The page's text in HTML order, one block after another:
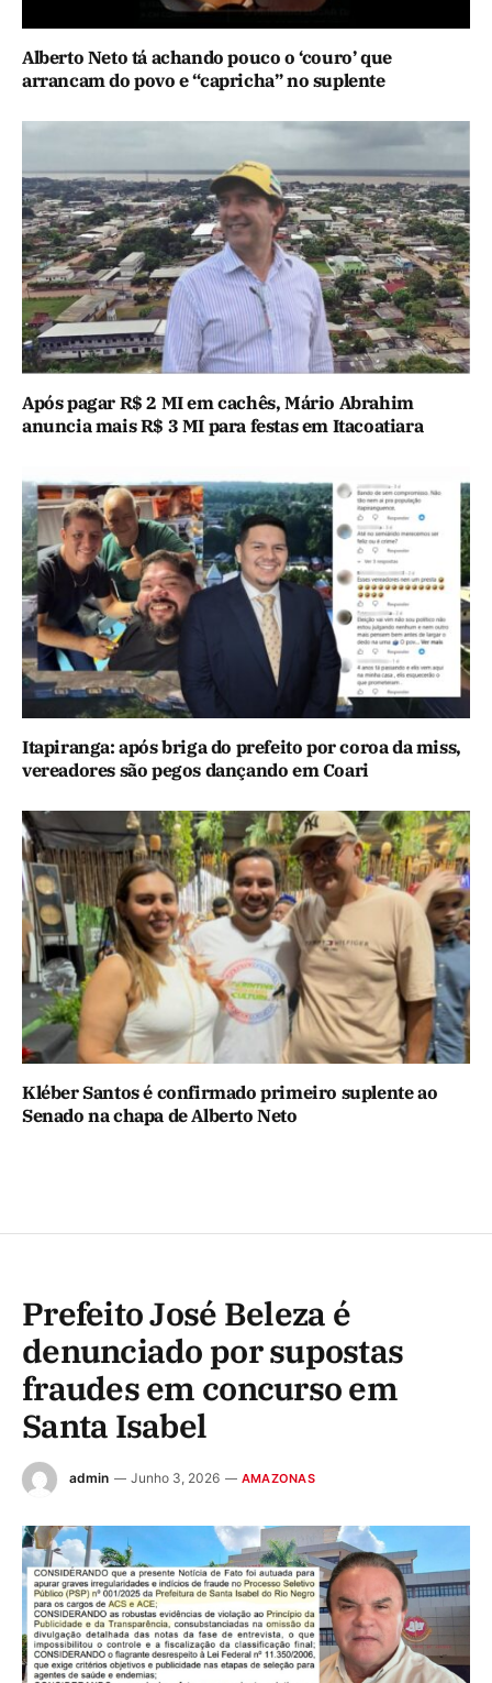
Alberto Neto tá achando pouco o ‘couro’ que
arrancam do povo e “capricha” no suplente
Após pagar R$ 2 MI em cachês, Mário Abrahim
anuncia mais R$ 3 MI para festas em Itacoatiara
Itapiranga: após briga do prefeito por coroa da miss,
vereadores são pegos dançando em Coari
Kléber Santos é confirmado primeiro suplente ao
Senado na chapa de Alberto Neto
Prefeito José Beleza é
denunciado por supostas
fraudes em concurso em
Santa Isabel
admin Junho 3, 2026 AMAZONAS